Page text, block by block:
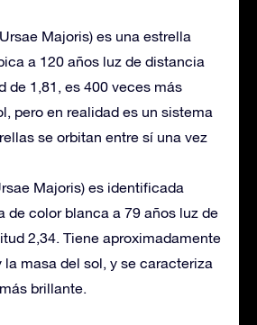
Majoris) es una estrella
a 120 años luz de distancia
de 1,81, es 400 veces más
pero en realidad es un sistema
se orbitan entre sí una vez
Majoris) es identificada
de color blanca a 79 años luz de
2,34. Tiene aproximadamente
la masa del sol, y se caracteriza
brillante.